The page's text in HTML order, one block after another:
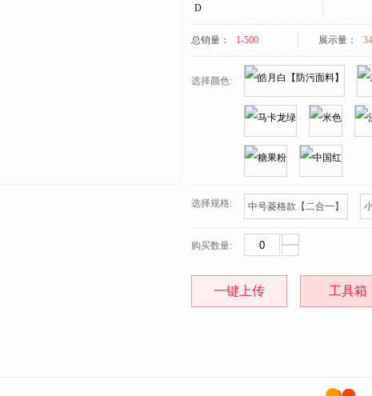
D
总销量： 1-500 展示量：
选择颜色:
选择规格: 中号菱格款【二合一】
购买数量:
一键上传 工具箱